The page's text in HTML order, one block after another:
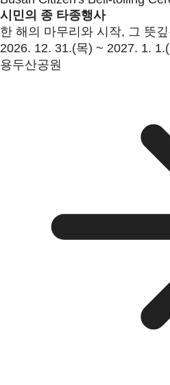
시민의 종 타종행사
한 해의 마무리와 시작, 그 뜻
2026. 12. 31.(목) ~ 2027. 1.
용두산공원